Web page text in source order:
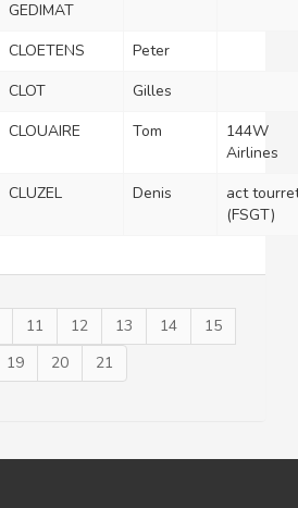
GEDIMAT
CLOETENS
Peter
CLOT
Gilles
CLOUAIRE Tom
144W
Airlines
CLUZEL Denis
act
(FSGT)
11 12 13 14
15
19 20 21